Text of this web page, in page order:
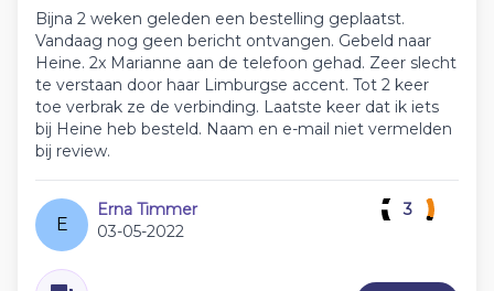
Bijna 2 weken geleden een bestelling geplaatst.
Vandaag nog geen bericht ontvangen. Gebeld naar
Heine. 2x Marianne aan de telefoon gehad. Zeer slecht
te verstaan door haar Limburgse accent. Tot 2 keer
toe verbrak ze de verbinding. Laatste keer dat ik iets
bij Heine heb besteld. Naam en e-mail niet vermelden
bij review.
E
Erna Timmer
03-05-2022
3